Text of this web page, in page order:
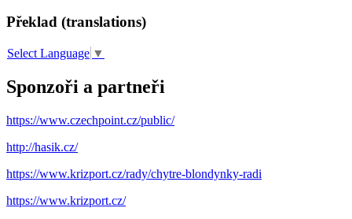
Překlad (translations)
Select Language ▼
Sponzoři a partneři
https://www.czechpoint.cz/public/
http://hasik.cz/
https://www.krizport.cz/rady/chytre-blondynky-radi
https://www.krizport.cz/